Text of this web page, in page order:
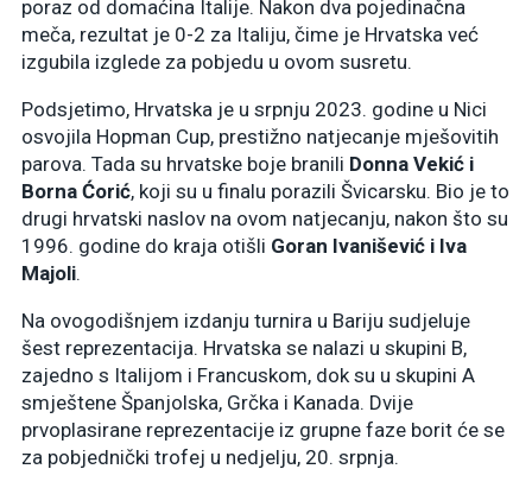
poraz od domaćina Italije. Nakon dva pojedinačna
meča, rezultat je 0-2 za Italiju, čime je Hrvatska već
izgubila izglede za pobjedu u ovom susretu.
Podsjetimo, Hrvatska je u srpnju 2023. godine u Nici
osvojila Hopman Cup, prestižno natjecanje mješovitih
parova. Tada su hrvatske boje branili Donna Vekić i
Borna Ćorić, koji su u finalu porazili Švicarsku. Bio je to
drugi hrvatski naslov na ovom natjecanju, nakon što su
1996. godine do kraja otišli Goran Ivanišević i Iva
Majoli.
Na ovogodišnjem izdanju turnira u Bariju sudjeluje
šest reprezentacija. Hrvatska se nalazi u skupini B,
zajedno s Italijom i Francuskom, dok su u skupini A
smještene Španjolska, Grčka i Kanada. Dvije
prvoplasirane reprezentacije iz grupne faze borit će se
za pobjednički trofej u nedjelju, 20. srpnja.